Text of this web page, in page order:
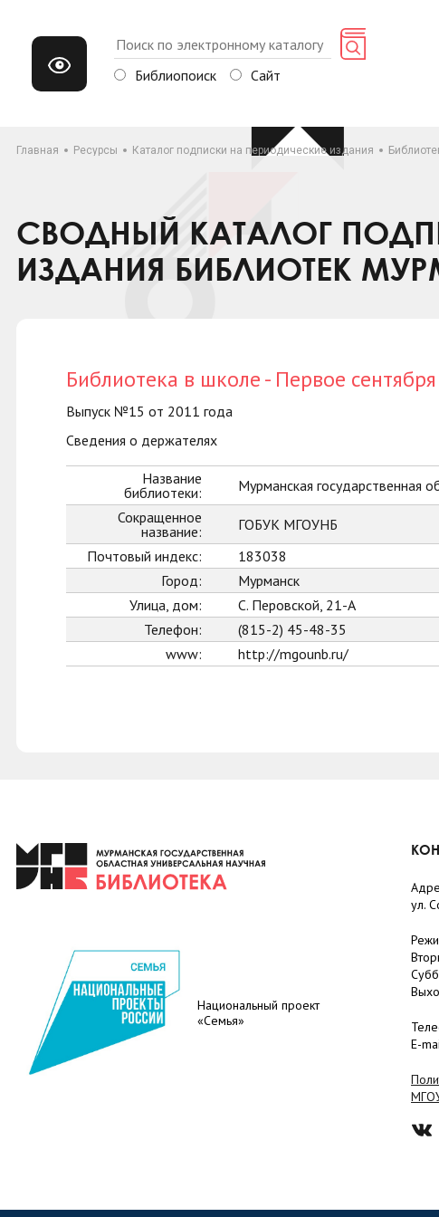
Библиопоиск Сайт
Главная Ресурсы Каталог подписки на периодические издания
СВОДНЫЙ КАТАЛОГ
ИЗДАНИЯ БИБЛИОТЕК
Библиотека в школе - Первое сентября
Выпуск №15 от 2011 года
Сведения о держателях
Название
библиотеки:
Мурманская государственная
Сокращенное
название:
ГОБУК МГОУНБ
Почтовый индекс:
183038
Город:
Мурманск
Улица, дом:
С. Перовской, 21-А
Телефон:
(815-2) 45-48-35
www:
http://mgounb.ru/
Национальный проект
«Семья»
ул.
E-